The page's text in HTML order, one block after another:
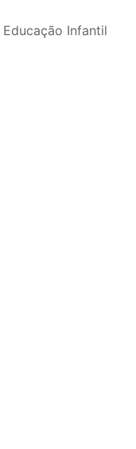
Educação Infantil